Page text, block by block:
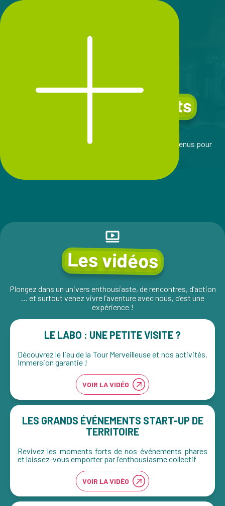
inspirants
Retrouvez ici de la documentation, guides et contenus pour
Les vidéos
Plongez dans un univers enthousiaste, de rencontres, d’action
… et surtout venez vivre l’aventure avec nous, c’est une
expérience !
LE LABO : UNE PETITE VISITE ?
Découvrez le lieu de la Tour Merveilleuse et nos activités.
Immersion garantie !
VOIR LA VIDÉO
LES GRANDS ÉVÉNEMENTS START-UP DE
TERRITOIRE
Revivez les moments forts de nos événements phares
et laissez-vous emporter par l'enthousiasme collectif
VOIR LA VIDÉO